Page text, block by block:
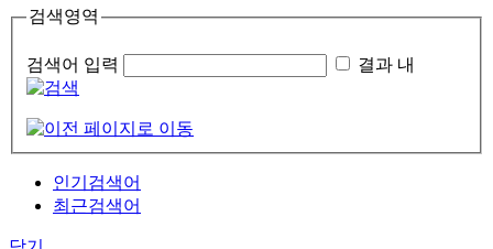
검색영역
검색어 입력 결과 내
인기검색어
최근검색어